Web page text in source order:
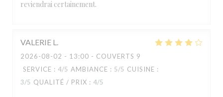
reviendrai certainement.
VALERIE L
2026-08-02 - 13:00 - COUVERTS 9
SERVICE : 4/5 AMBIANCE : 5/5 CUISINE :
3/5 QUALITÉ / PRIX : 4/5